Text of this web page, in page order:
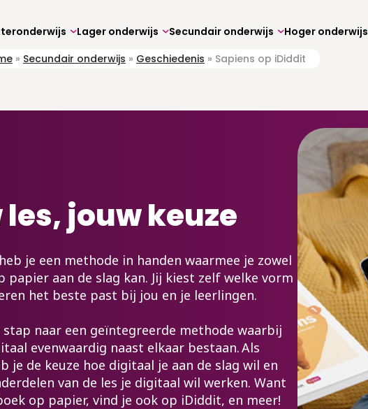
Lager onderwijs Secundair onderwijs Hoger onderwijs
» Secundair onderwijs » Geschiedenis » Sapiens op iDiddit
jouw keuze
je een methode in handen waarmee je zowel
papier aan de slag kan. Jij kiest zelf welke vorm
het beste past bij jou en je leerlingen.
stap naar een geïntegreerde methode waarbij
evenwaardig naast elkaar bestaan. Als
je de keuze hoe digitaal je aan de slag wil en
van de les je digitaal wil werken. Want
op papier, vind je ook op iDiddit, en meer!